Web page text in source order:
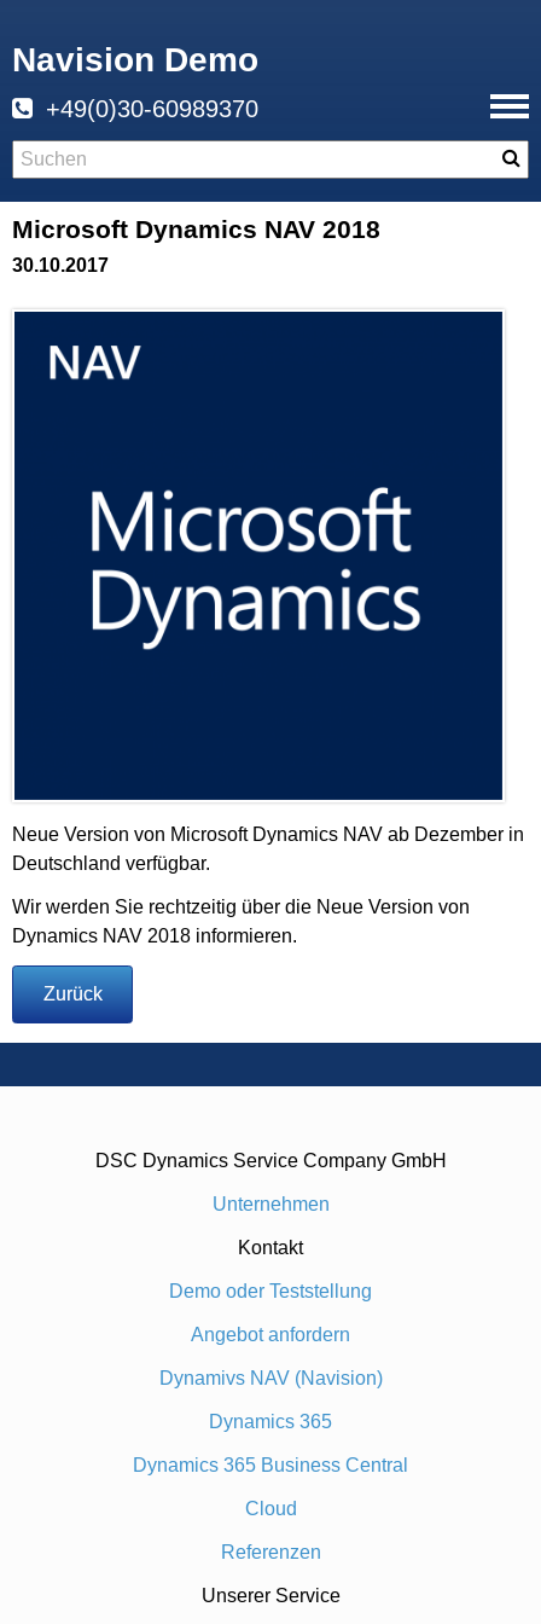
Navision Demo
+49(0)30-60989370
Microsoft Dynamics NAV 2018
30.10.2017
Neue Version von Microsoft Dynamics NAV ab Dezember in
Deutschland verfügbar.
Wir werden Sie rechtzeitig über die Neue Version von
Dynamics NAV 2018 informieren.
Zurück
DSC Dynamics Service Company GmbH
Unternehmen
Kontakt
Demo oder Teststellung
Angebot anfordern
Dynamivs NAV (Navision)
Dynamics 365
Dynamics 365 Business Central
Cloud
Referenzen
Unserer Service